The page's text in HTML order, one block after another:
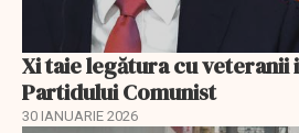
Xi taie legătura cu veteranii
Partidului Comunist
30 IANUARIE 2026